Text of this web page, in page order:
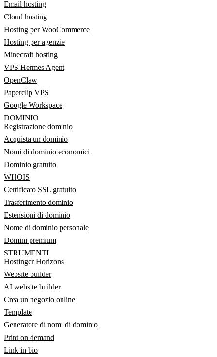
Email hosting
Cloud hosting
Hosting per WooCommerce
Hosting per agenzie
Minecraft hosting
VPS Hermes Agent
OpenClaw
Paperclip VPS
Google Workspace
DOMINIO
Registrazione dominio
Acquista un dominio
Nomi di dominio economici
Dominio gratuito
WHOIS
Certificato SSL gratuito
Trasferimento dominio
Estensioni di dominio
Nome di dominio personale
Domini premium
STRUMENTI
Hostinger Horizons
Website builder
AI website builder
Crea un negozio online
Template
Generatore di nomi di dominio
Print on demand
Link in bio